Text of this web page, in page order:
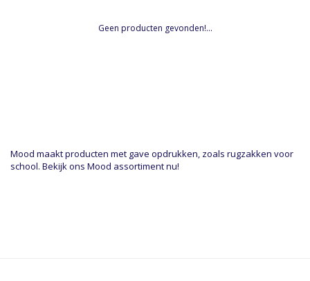
Geen producten gevonden!...
Mood maakt producten met gave opdrukken, zoals rugzakken voor
school. Bekijk ons Mood assortiment nu!